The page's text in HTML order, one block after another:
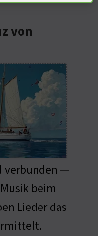
von
verbunden —
beim
Lieder das